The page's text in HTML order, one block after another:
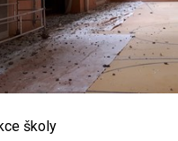
školy